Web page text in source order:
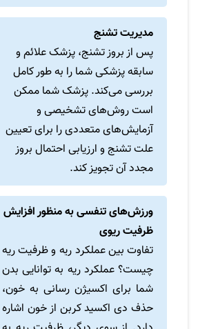
مدیریت تشنج
پس از بروز تشنج، پزشک علائم و
سابقه پزشکی شما را به طور کامل
بررسی می‌کند. پزشک شما ممکن
است روش‌های تشخیصی و
آزمایش‌های متعددی را برای تعیین
علت تشنج و ارزیابی احتمال بروز
مجدد آن تجویز کند.
ورزش‌های تنفسی به منظور افزایش
ظرفیت ریوی
تفاوت بین عملکرد ریه و ظرفیت ریه
چیست؟ عملکرد ریه به توانایی بدن
شما برای اکسیژن رسانی به خون،
حذف دی اکسید کربن از خون اشاره